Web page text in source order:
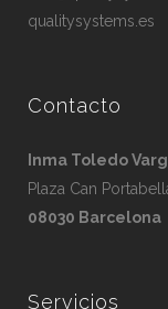
qualitysystems.es
Contacto
Inma Toledo
Plaza Can
08030 Barcelona
Servicios